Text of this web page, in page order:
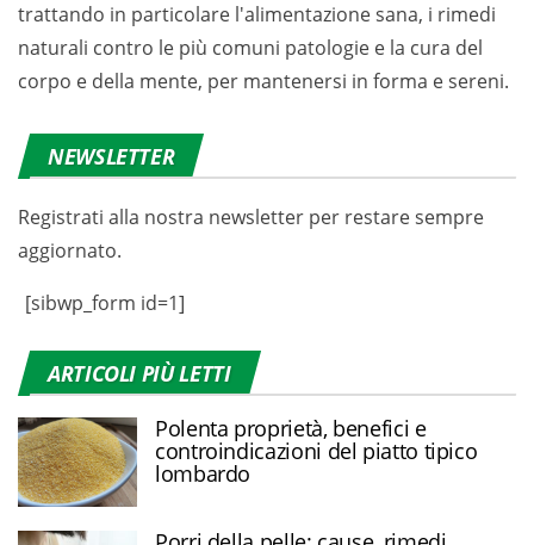
trattando in particolare l'alimentazione sana, i rimedi
naturali contro le più comuni patologie e la cura del
corpo e della mente, per mantenersi in forma e sereni.
NEWSLETTER
Registrati alla nostra newsletter per restare sempre
aggiornato.
[sibwp_form id=1]
ARTICOLI PIÙ LETTI
Polenta proprietà, benefici e
controindicazioni del piatto tipico
lombardo